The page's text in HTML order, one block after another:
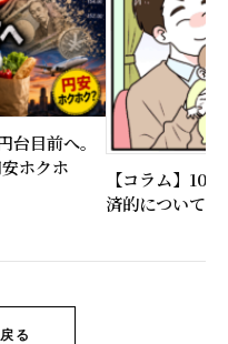
台目前へ。
ホクホ
【コラム】10
済的について
る